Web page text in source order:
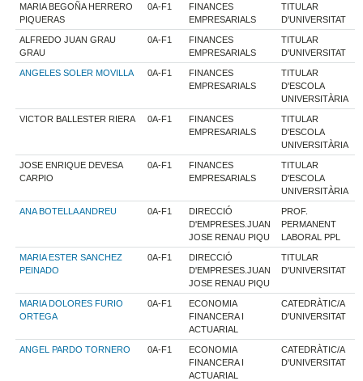
MARIA BEGOÑA HERRERO
PIQUERAS
0A-F1
FINANCES
EMPRESARIALS
TITULAR
D'UNIVERSITAT
ALFREDO JUAN GRAU
GRAU
0A-F1
FINANCES
EMPRESARIALS
TITULAR
D'UNIVERSITAT
ANGELES SOLER MOVILLA 0A-F1
FINANCES
EMPRESARIALS
TITULAR
D'ESCOLA
UNIVERSITÀRIA
VICTOR BALLESTER RIERA 0A-F1
FINANCES
EMPRESARIALS
TITULAR
D'ESCOLA
UNIVERSITÀRIA
JOSE ENRIQUE DEVESA
CARPIO
0A-F1
FINANCES
EMPRESARIALS
TITULAR
D'ESCOLA
UNIVERSITÀRIA
ANA BOTELLA ANDREU 0A-F1
DIRECCIÓ
D'EMPRESES.JUAN
JOSE RENAU PIQU
PROF.
PERMANENT
LABORAL PPL
MARIA ESTER SANCHEZ
PEINADO
0A-F1
DIRECCIÓ
D'EMPRESES.JUAN
JOSE RENAU PIQU
TITULAR
D'UNIVERSITAT
MARIA DOLORES FURIO
ORTEGA
0A-F1
ECONOMIA
FINANCERA I
ACTUARIAL
CATEDRÀTIC/A
D'UNIVERSITAT
ANGEL PARDO TORNERO 0A-F1
ECONOMIA
FINANCERA I
ACTUARIAL
CATEDRÀTIC/A
D'UNIVERSITAT